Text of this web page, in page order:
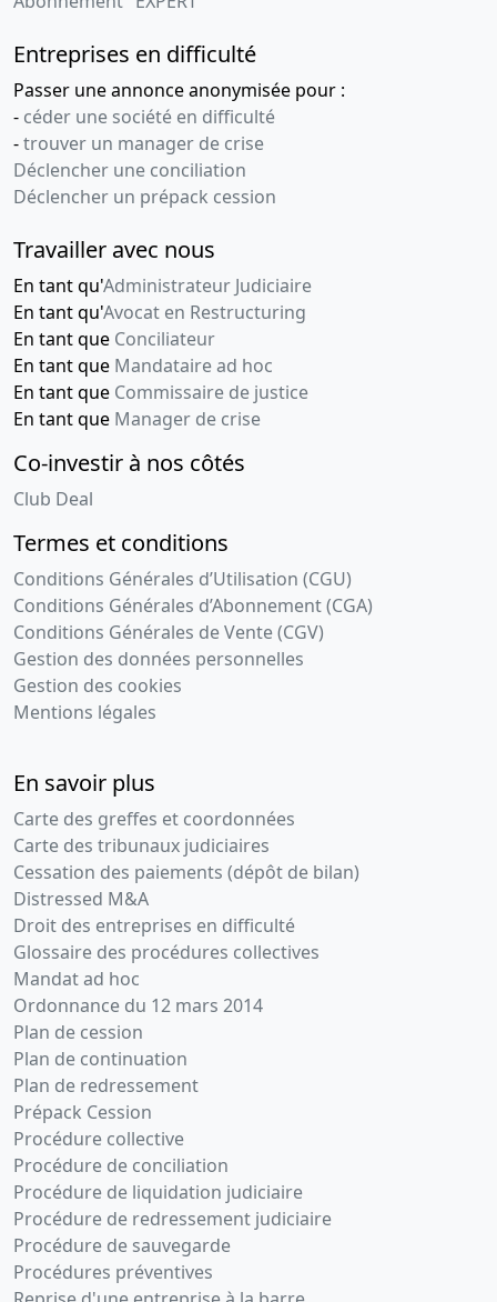
Entreprises en difficulté
Passer une annonce anonymisée pour :
- céder une société en difficulté
-trouver un manager de crise
Déclencher une conciliation
Déclencher un prépack cession
Travailler avec nous
En tant qu'Administrateur Judiciaire
En tant qu'Avocat en Restructuring
En tant que Conciliateur
En tant que Mandataire ad hoc
En tant que Commissaire de justice
En tant que Manager de crise
Co-investir à nos côtés
Club Deal
Termes et conditions
Conditions Générales d’Utilisation (CGU)
Conditions Générales d’Abonnement (CGA)
Conditions Générales de Vente (CGV)
Gestion des données personnelles
Gestion des cookies
Mentions légales
En savoir plus
Carte des greffes et coordonnées
Carte des tribunaux judiciaires
Cessation des paiements (dépôt de bilan)
Distressed M&A
Droit des entreprises en difficulté
Glossaire des procédures collectives
Mandat ad hoc
Ordonnance du 12 mars 2014
Plan de cession
Plan de continuation
Plan de redressement
Prépack Cession
Procédure collective
Procédure de conciliation
Procédure de liquidation judiciaire
Procédure de redressement judiciaire
Procédure de sauvegarde
Procédures préventives